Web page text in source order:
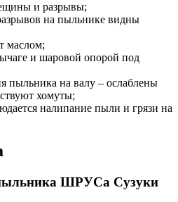
и разрывы;
на пыльнике видны
маслом;
и шаровой опорой под
пыльника на валу – ослаблены
хомуты;
налипание пыли и грязи на
ШРУСа Сузуки